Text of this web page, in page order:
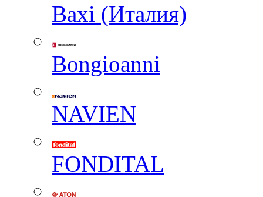
Baxi (Италия)
Вongioanni
NAVIEN
FONDITAL